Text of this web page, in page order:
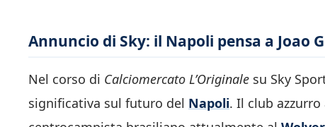
Annuncio di Sky: il Napoli pensa a Joao
Nel corso di Calciomercato L’Originale su Sky
significativa sul futuro del Napoli. Il club